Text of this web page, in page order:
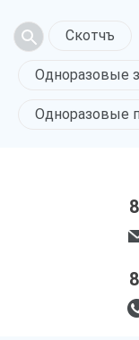
Скотчъ
Одноразовые
Одноразовые